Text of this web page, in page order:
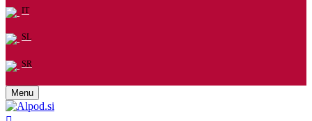
IT
SL
SR
Menu